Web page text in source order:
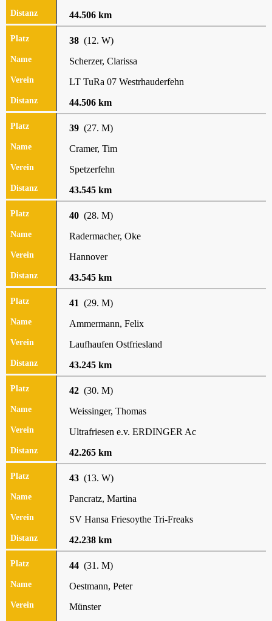
44.506 km
38 (12. W)
Scherzer, Clarissa
LT TuRa 07 Westrhauderfehn
44.506 km
39 (27. M)
Cramer, Tim
Spetzerfehn
43.545 km
40 (28. M)
Radermacher, Oke
Hannover
43.545 km
41 (29. M)
Ammermann, Felix
Laufhaufen Ostfriesland
43.245 km
42 (30. M)
Weissinger, Thomas
Ultrafriesen e.v. ERDINGER Ac
42.265 km
43 (13. W)
Pancratz, Martina
SV Hansa Friesoythe Tri-Freaks
42.238 km
44 (31. M)
Oestmann, Peter
Münster